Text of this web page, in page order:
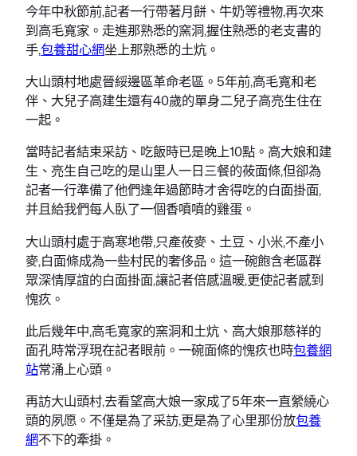
今年中秋節前,記者一行帶著月餅、牛奶等禮物,再次來
到高毛寬家。走進那熟悉的窯洞,握住熟悉的老支書的
手,包養甜心網坐上那熟悉的土炕。
大山頭村地處晉綏邊區革命老區。5年前,高毛寬和老
伴、大兒子高建生還有40歲的單身二兒子高亮生住在
一起。
當時記者結束采訪、吃飯時已是晚上10點。高大娘和建
生、亮生自己吃的是山里人一日三餐的莜面條,但卻為
記者一行準備了他們逢年過節時才舍得吃的白面掛面,
并且給我們每人臥了一個香噴噴的雞蛋。
大山頭村處于高寒地帶,只產莜麥、土豆、小米,不產小
麥,白面條成為一些村民的奢侈品。這一碗飽含老區群
眾深情厚誼的白面掛面,讓記者倍感溫暖,更使記者感到
愧疚。
此后幾年中,高毛寬家的窯洞和土炕、高大娘那慈祥的
面孔時常浮現在記者眼前。一碗面條的愧疚也時包養網
站常涌上心頭。
再訪大山頭村,去看望高大娘一家成了5年來一直縈繞心
頭的夙愿。不僅是為了采訪,更是為了心里那份放包養
網不下的牽掛。